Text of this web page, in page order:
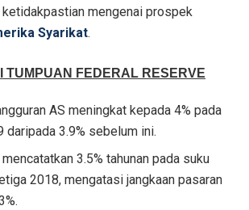
ketidakpastian mengenai prospek
Syarikat.
TUMPUAN FEDERAL RESERVE
AS meningkat kepada 4% pada
daripada 3.9% sebelum ini.
3.5% tahunan pada suku
2018, mengatasi jangkaan pasaran